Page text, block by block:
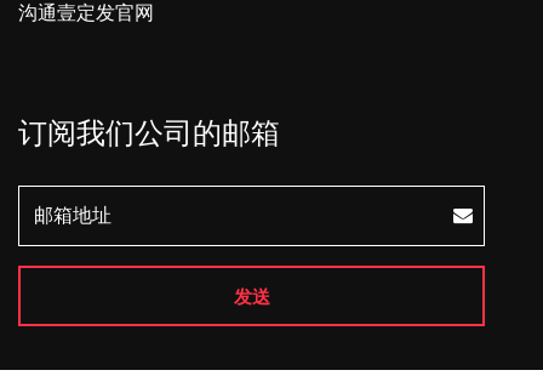
沟通壹定发官网
订阅我们公司的邮箱
发送